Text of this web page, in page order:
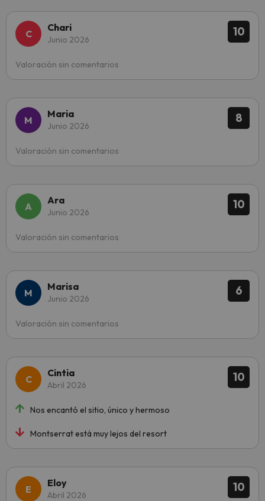
10
Chari
Junio 2026
Valoración sin comentarios
8
Maria
Junio 2026
Valoración sin comentarios
10
Ara
Junio 2026
Valoración sin comentarios
6
Marisa
Junio 2026
Valoración sin comentarios
10
Cintia
Abril 2026
Nos encantó el sitio, único y hermoso
Montserrat está muy lejos del resort
10
Eloy
Abril 2026